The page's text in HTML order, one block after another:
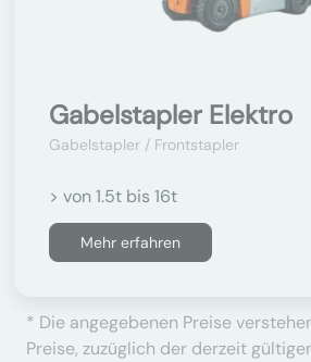
Gabelstapler Elektro
Gabelstapler / Frontstapler
> von 1.5t bis 16t
Mehr erfahren
* Die angegebenen Preise
Preise, zuzüglich der derzeit